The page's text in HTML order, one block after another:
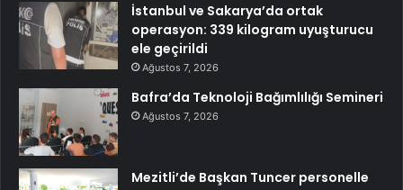
İstanbul ve Sakarya’da ortak
operasyon: 339 kilogram uyuşturucu
ele geçirildi
Ağustos 7, 2026
Bafra’da Teknoloji Bağımlılığı Semineri
Ağustos 7, 2026
Mezitli’de Başkan Tuncer personelle